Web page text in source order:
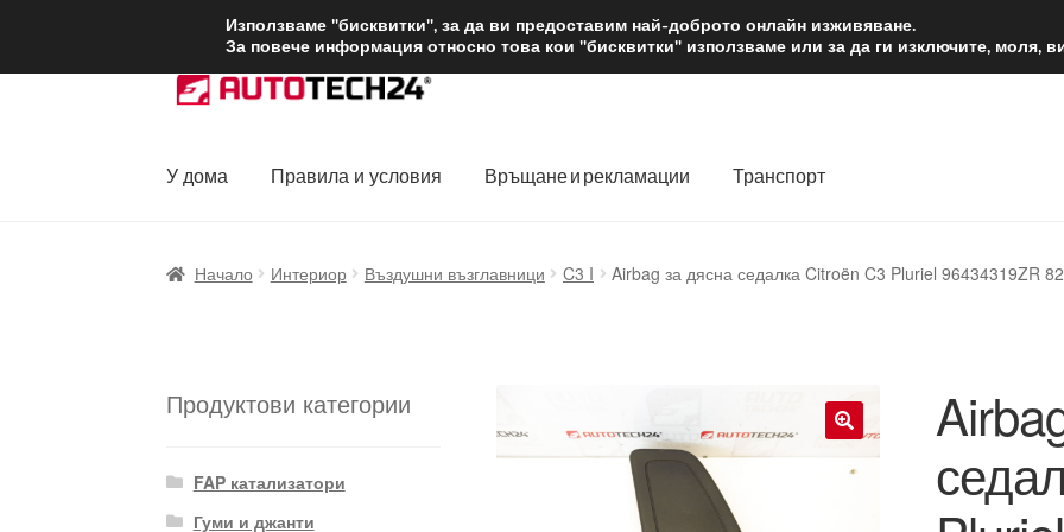
ДОСТАВКА от 12 лв.
Skip
to
Skip
to
У дома Правила и условия Връщане и рекламации Транспорт
Начало Интериор Въздушни възглавници C3 I Airbag за дясна седалка Citroën C3 Pluriel 96434319ZR
Продуктови категории
FAP катализатори
Гуми и джанти
Използваме "бисквитки", за да ви предоставим най-доброто онлайн изживяване.
За повече информация относно това кои "бисквитки" използваме или за да ги изключите, моля,